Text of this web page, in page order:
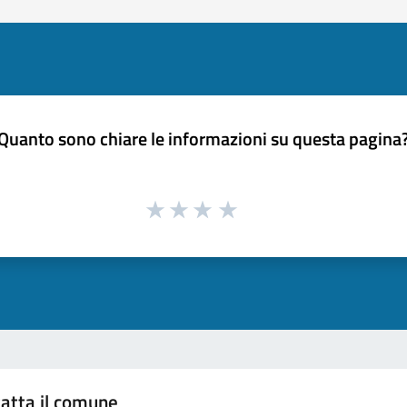
sono chiare le informazioni su questa
il comune